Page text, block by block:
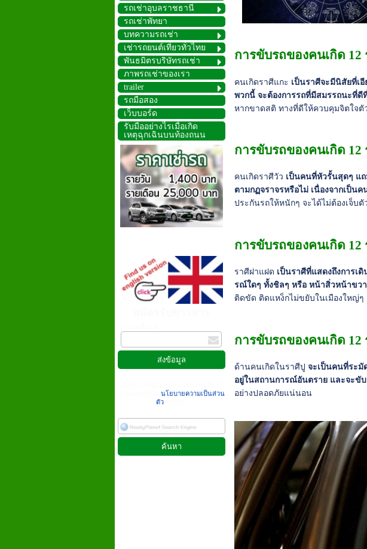
รถเช่าอุบลราชธานี
รถเช่าพัทยา
บทความรถเช่า
เช่ารถยนต์เที่ยวทั่วไทย
พันธมิตรบริษัทรถเช่า
ภาพรถเช่าของเรา
trailer
รถมือสอง
เว็บบอร์ด
รับมืออย่างไรเมื่อเกิด
เหตุฉุกเฉินบนท้องถนน
นโยบายความเป็นส่วน
ตัว
การขับรถของคนเกิด 12
คนเกิดราศีแกะ เป็นราศีจะมีนิสัยที่เ
พวกนี้ จะต้องการรถที่มีสมรรถนะที่ดี
หากขาดสติ ทางที่ดีให้ควบคุมจิตใจตั
การขับรถของคนเกิด
คนเกิดราศีวัว เป็นคนที่หัวรั้นสุดๆ แถ
ตามกฏจราจรหรือไม่ เนื่องจากเป็น
ประกันรถให้หนักๆ จะได้ไม่ต้องเจ็บ
การขับรถของคนเกิด 12
ราศีฝาแฝด เป็นราศีที่แสดงถึงการเ
รณ์ใดๆ ทั้งชิลๆ หรือ หน้าสิ่วหน้าขว
ติดขัด ติดแหง็กไม่ขยับในเมืองใหญ่ๆ
การขับรถของคนเกิด 12
ด้านคนเกิดในราศีปูจะเป็นคนที่ระมั
อยู่ในสถานการณ์อันตราย และจะขับ
อย่างปลอดภัยแน่นอน